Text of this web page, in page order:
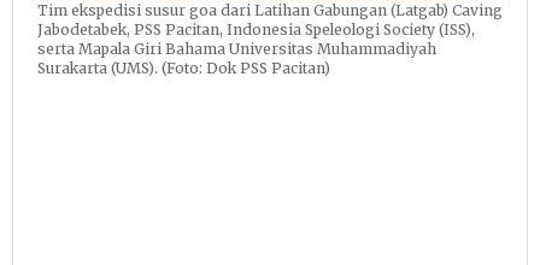
Tim ekspedisi susur goa dari Latihan Gabungan (Latgab) Caving
Jabodetabek, PSS Pacitan, Indonesia Speleologi Society (ISS),
serta Mapala Giri Bahama Universitas Muhammadiyah
Surakarta (UMS). (Foto: Dok PSS Pacitan)